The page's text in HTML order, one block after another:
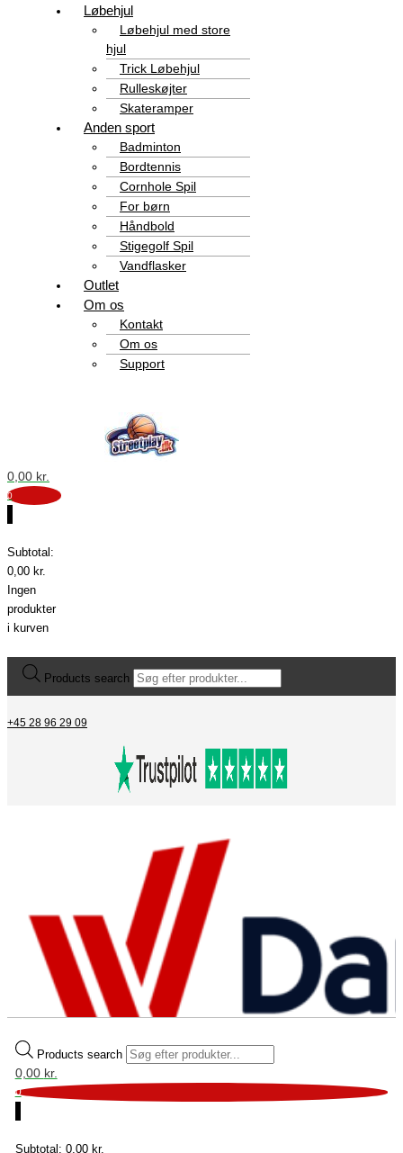
Løbehjul
Løbehjul med store
hjul
Trick Løbehjul
Rulleskøjter
Skateramper
Anden sport
Badminton
Bordtennis
Cornhole Spil
For børn
Håndbold
Stigegolf Spil
Vandflasker
Outlet
Om os
Kontakt
Om os
Support
0,00 kr.
0
Subtotal:
0,00 kr.
Ingen
produkter
i kurven
Products search
+45 28 96 29 09
Products search
0,00 kr.
0
Subtotal: 0,00 kr.